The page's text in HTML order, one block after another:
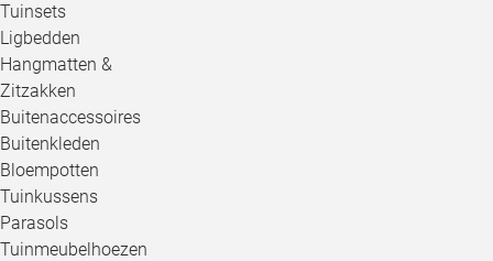
Tuinsets
Ligbedden
Hangmatten &
Zitzakken
Buitenaccessoires
Buitenkleden
Bloempotten
Tuinkussens
Parasols
Tuinmeubelhoezen